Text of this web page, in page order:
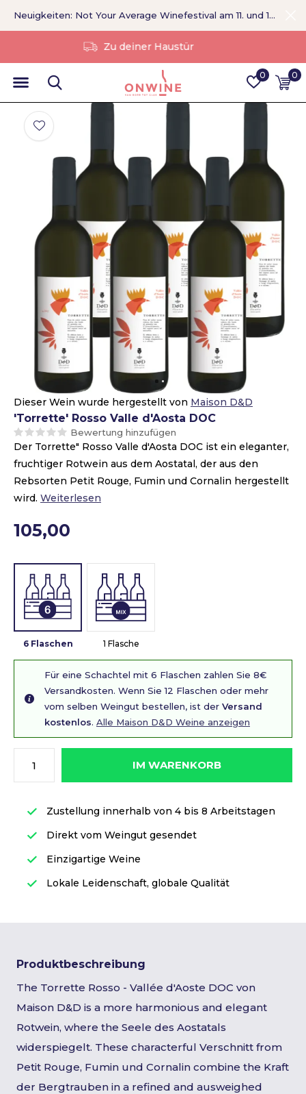
0 0
Ohne Vermittler
Neuigkeiten: Not Your Average Winefestival am 11. und 12. September >
Dieser Wein wurde hergestellt von Maison D&D
'Torrette' Rosso Valle d'Aosta DOC
Bewertung hinzufügen
Der Torrette" Rosso Valle d'Aosta DOC ist ein eleganter,
fruchtiger Rotwein aus dem Aostatal, der aus den
Rebsorten Petit Rouge, Fumin und Cornalin hergestellt
wird. Weiterlesen
105,00
6 Flaschen 1 Flasche
Für eine Schachtel mit 6 Flaschen zahlen Sie 8€
Versandkosten. Wenn Sie 12 Flaschen oder mehr
vom selben Weingut bestellen, ist der Versand
kostenlos. Alle Maison D&D Weine anzeigen
IM WARENKORB
Zustellung innerhalb von 4 bis 8 Arbeitstagen
Direkt vom Weingut gesendet
Einzigartige Weine
Lokale Leidenschaft, globale Qualität
Produktbeschreibung
The Torrette Rosso - Vallée d'Aoste DOC von
Maison D&D is a more harmonious and elegant
Rotwein, where the Seele des Aostatals
widerspiegelt. These characterful Verschnitt from
Petit Rouge, Fumin und Cornalin combine the Kraft
der Bergtrauben in a refined and ausweighed